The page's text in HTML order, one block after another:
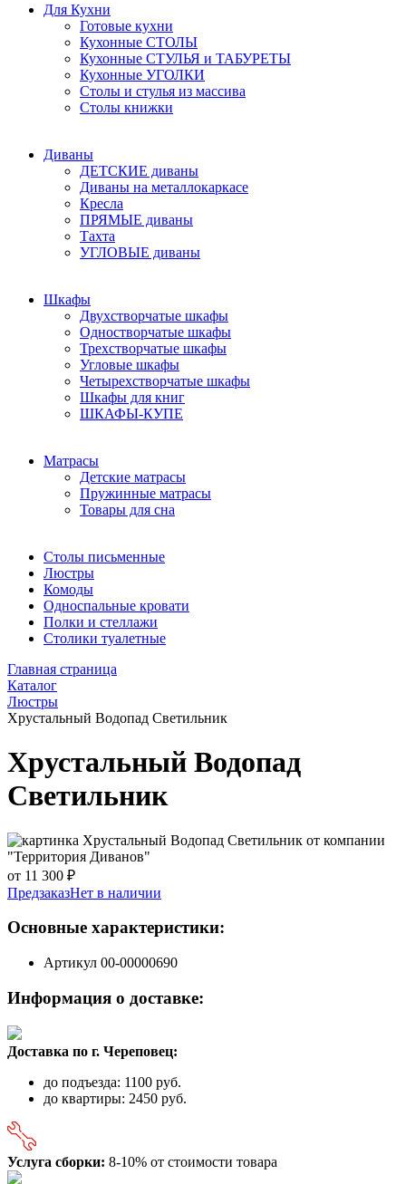
Для Кухни
Готовые кухни
Кухонные СТОЛЫ
Кухонные СТУЛЬЯ и ТАБУРЕТЫ
Кухонные УГОЛКИ
Столы и стулья из массива
Столы книжки
Диваны
ДЕТСКИЕ диваны
Диваны на металлокаркасе
Кресла
ПРЯМЫЕ диваны
Тахта
УГЛОВЫЕ диваны
Шкафы
Двухстворчатые шкафы
Одностворчатые шкафы
Трехстворчатые шкафы
Угловые шкафы
Четырехстворчатые шкафы
Шкафы для книг
ШКАФЫ-КУПЕ
Матрасы
Детские матрасы
Пружинные матрасы
Товары для сна
Столы письменные
Люстры
Комоды
Односпальные кровати
Полки и стеллажи
Столики туалетные
Главная страница
Каталог
Люстры
Хрустальный Водопад Светильник
Хрустальный Водопад
Светильник
от 11 300 ₽
ПредзаказНет в наличии
Основные характеристики:
Артикул 00-00000690
Информация о доставке:
Доставка по г. Череповец:
до подъезда: 1100 руб.
до квартиры: 2450 руб.
Услуга сборки: 8-10% от стоимости товара